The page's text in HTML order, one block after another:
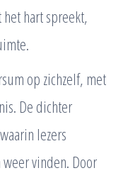
hart spreekt,
op zichzelf, met
De dichter
lezers
vinden. Door